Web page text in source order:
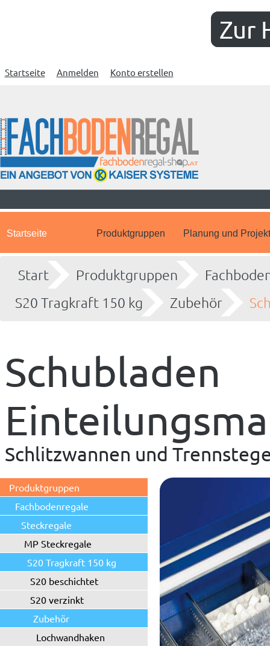
Zur
Startseite Anmelden Konto erstellen
Startseite Produktgruppen Planung und
Start Produktgruppen
S20 Tragkraft 150 kg
Zubehör
Schubladen
Schlitzwannen und
Produktgruppen
Fachbodenregale
Steckregale
MP Steckregale
S20 Tragkraft 150 kg
S20 beschichtet
S20 verzinkt
Zubehör
Lochwandhaken